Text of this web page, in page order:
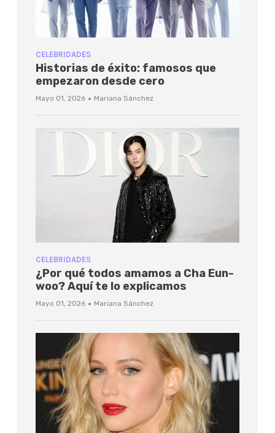
CELEBRIDADES
Historias de éxito: famosos que
empezaron desde cero
Mayo 01, 2026 · Mariana Sánchez
CELEBRIDADES
¿Por qué todos amamos a Cha Eun-
woo? Aquí te lo explicamos
Mayo 01, 2026 · Mariana Sánchez